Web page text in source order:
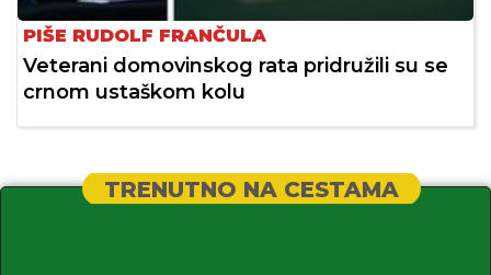
PIŠE RUDOLF FRANČULA
Veterani domovinskog rata pridružili su se
crnom ustaškom kolu
TRENUTNO NA CESTAMA